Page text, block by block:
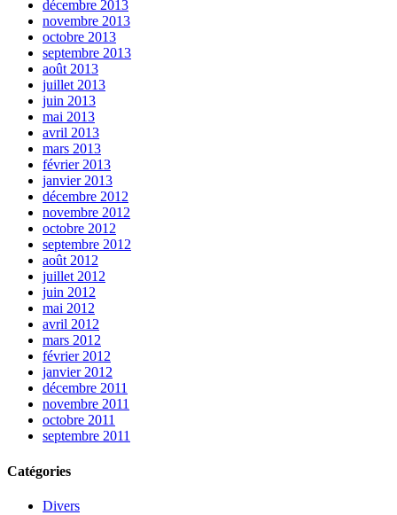
décembre 2013
novembre 2013
octobre 2013
septembre 2013
août 2013
juillet 2013
juin 2013
mai 2013
avril 2013
mars 2013
février 2013
janvier 2013
décembre 2012
novembre 2012
octobre 2012
septembre 2012
août 2012
juillet 2012
juin 2012
mai 2012
avril 2012
mars 2012
février 2012
janvier 2012
décembre 2011
novembre 2011
octobre 2011
septembre 2011
Catégories
Divers